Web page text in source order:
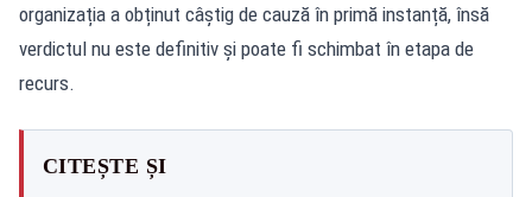
organizația a obținut câștig de cauză în primă instanță, însă
verdictul nu este definitiv și poate fi schimbat în etapa de
recurs.
CITEȘTE ȘI